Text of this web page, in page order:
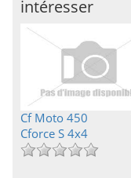
intéresser
Cf Moto 450
Cforce S 4x4